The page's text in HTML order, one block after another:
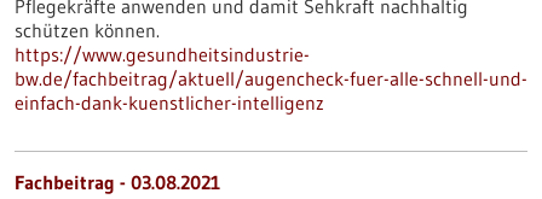
Pflegekräfte anwenden und damit Sehkraft nachhaltig
schützen können.
https://www.gesundheitsindustrie-
bw.de/fachbeitrag/aktuell/augencheck-fuer-alle-schnell-und-
einfach-dank-kuenstlicher-intelligenz
Fachbeitrag - 03.08.2021